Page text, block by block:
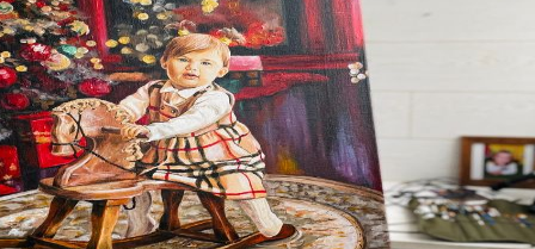
Ваш город:
Ваш регион доставки
Выберите из списка: